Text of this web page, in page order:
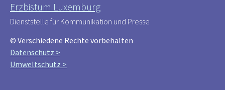
Erzbistum Luxemburg
Dienststelle für Kommunikation und Presse
© Verschiedene Rechte vorbehalten
Datenschutz >
Umweltschutz >